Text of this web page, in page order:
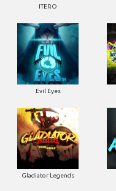
ITERO
Evil Eyes
Gladiator Legends